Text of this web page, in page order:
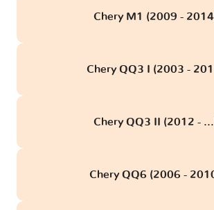
Chery M1 (2009 -
Chery QQ3 I (2003 -
Chery QQ3 II (2012 -
Chery QQ6 (2006 -